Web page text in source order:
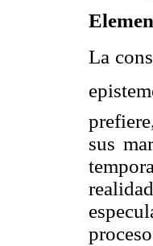
La
sus